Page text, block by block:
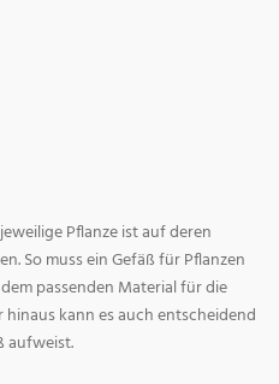
Pflanze ist auf deren
So muss ein Gefäß für Pflanzen
passenden Material für die
kann es auch entscheidend
aufweist.